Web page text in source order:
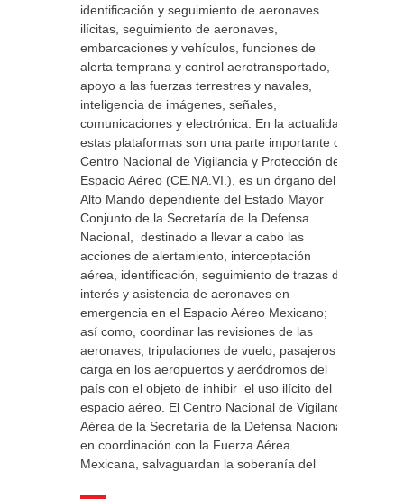
identificación y seguimiento de aeronaves
ilícitas, seguimiento de aeronaves,
embarcaciones y vehículos, funciones de
alerta temprana y control aerotransportado,
apoyo a las fuerzas terrestres y navales,
inteligencia de imágenes, señales,
comunicaciones y electrónica. En la actualidad
estas plataformas son una parte importante del
Centro Nacional de Vigilancia y Protección del
Espacio Aéreo (CE.NA.VI.), es un órgano del
Alto Mando dependiente del Estado Mayor
Conjunto de la Secretaría de la Defensa
Nacional, destinado a llevar a cabo las
acciones de alertamiento, interceptación
aérea, identificación, seguimiento de trazas de
interés y asistencia de aeronaves en
emergencia en el Espacio Aéreo Mexicano;
así como, coordinar las revisiones de las
aeronaves, tripulaciones de vuelo, pasajeros y
carga en los aeropuertos y aeródromos del
país con el objeto de inhibir el uso ilícito del
espacio aéreo. El Centro Nacional de Vigilancia
Aérea de la Secretaría de la Defensa Nacional,
en coordinación con la Fuerza Aérea
Mexicana, salvaguardan la soberanía del